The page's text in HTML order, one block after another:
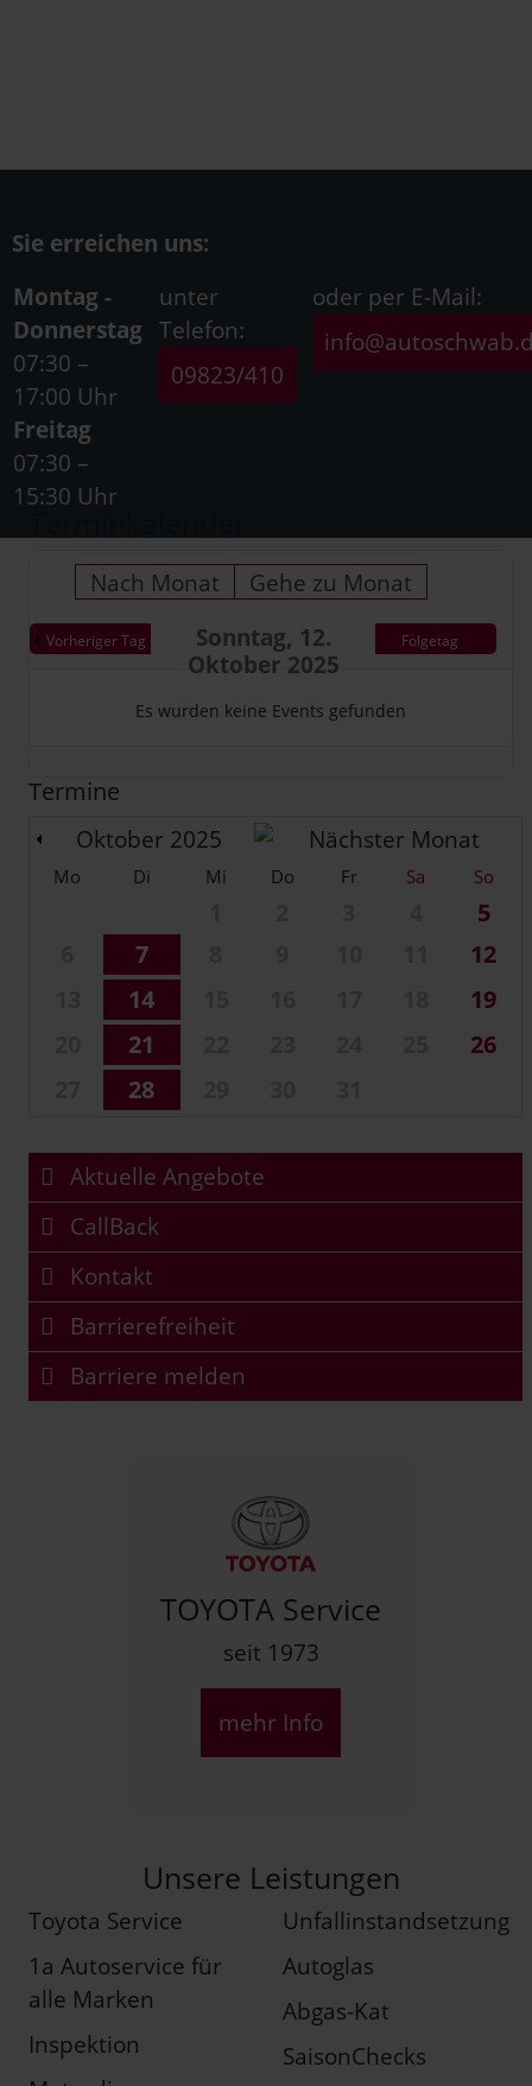
Sie erreichen uns:
Montag -
Donnerstag
07:30 –
17:00 Uhr
Freitag
07:30 –
15:30 Uhr
unter
Telefon:
09823/410
oder per E-Mail:
Nach Monat Gehe zu Monat
Vorheriger Tag
Sonntag, 12.
Oktober 2025
Folgetag
Es wurden keine Events gefunden
Termine
Oktober 2025
Mo Di Mi Do Fr Sa So
5
7
12
14
19
21
26
28
Aktuelle Angebote
CallBack
Kontakt
Barrierefreiheit
Barriere melden
TOYOTA Service
seit 1973
mehr Info
Unsere Leistungen
Toyota Service
1a Autoservice für
alle Marken
Inspektion
Unfallinstandsetzung
Autoglas
Abgas-Kat
SaisonChecks